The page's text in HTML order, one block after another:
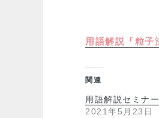
用語解説「粒
関連
用語解説セミナー
2021年5月23日